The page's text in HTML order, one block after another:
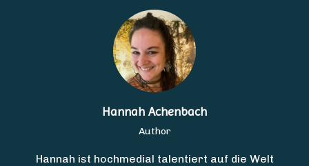
Hannah Achenbach
Author
Hannah ist hochmedial talentiert auf die Welt